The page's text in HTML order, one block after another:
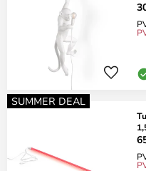
SUMMER DEAL